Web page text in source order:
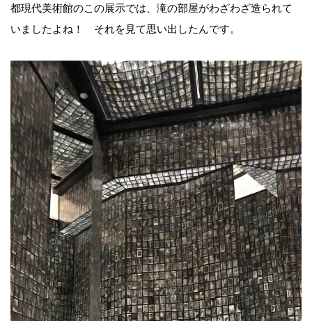
都現代美術館のこの展示では、滝の部屋がわざわざ造られて
いましたよね！ それを見て思い出したんです。